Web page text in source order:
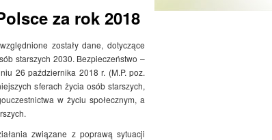
za rok 2018
zostały dane, dotyczące
starszych 2030. Bezpieczeństwo –
26 października 2018 r. (M.P. poz.
sferach życia osób starszych,
w życiu społecznym, a
związane z poprawą sytuacji